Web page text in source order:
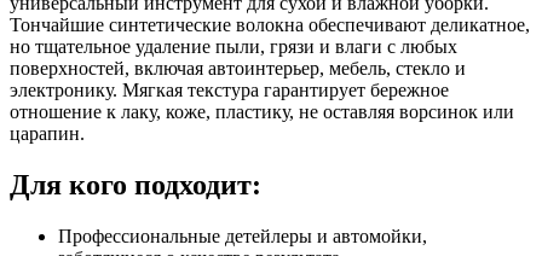
Тончайшие синтетические волокна обеспечивают деликатное,
но тщательное удаление пыли, грязи и влаги с любых
поверхностей, включая автоинтерьер, мебель, стекло и
электронику. Мягкая текстура гарантирует бережное
отношение к лаку, коже, пластику, не оставляя ворсинок или
царапин.
Для кого подходит:
Профессиональные детейлеры и автомойки,